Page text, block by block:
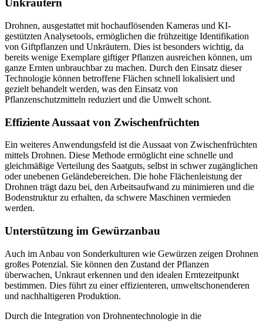
Unkräutern
Drohnen, ausgestattet mit hochauflösenden Kameras und KI-
gestützten Analysetools, ermöglichen die frühzeitige Identifikation
von Giftpflanzen und Unkräutern. Dies ist besonders wichtig, da
bereits wenige Exemplare giftiger Pflanzen ausreichen können, um
ganze Ernten unbrauchbar zu machen. Durch den Einsatz dieser
Technologie können betroffene Flächen schnell lokalisiert und
gezielt behandelt werden, was den Einsatz von
Pflanzenschutzmitteln reduziert und die Umwelt schont.
Effiziente Aussaat von Zwischenfrüchten
Ein weiteres Anwendungsfeld ist die Aussaat von Zwischenfrüchten
mittels Drohnen. Diese Methode ermöglicht eine schnelle und
gleichmäßige Verteilung des Saatguts, selbst in schwer zugänglichen
oder unebenen Geländebereichen. Die hohe Flächenleistung der
Drohnen trägt dazu bei, den Arbeitsaufwand zu minimieren und die
Bodenstruktur zu erhalten, da schwere Maschinen vermieden
werden.
Unterstützung im Gewürzanbau
Auch im Anbau von Sonderkulturen wie Gewürzen zeigen Drohnen
großes Potenzial. Sie können den Zustand der Pflanzen
überwachen, Unkraut erkennen und den idealen Erntezeitpunkt
bestimmen. Dies führt zu einer effizienteren, umweltschonenderen
und nachhaltigeren Produktion.
Durch die Integration von Drohnentechnologie in die